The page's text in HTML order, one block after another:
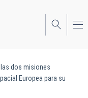
las dos misiones
Europea para su